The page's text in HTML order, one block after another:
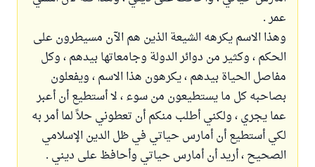
عمر .
وهذا الاسم يكرهه الشيعة الذين هم الآن مسيطرون على
الحكم ، وكثير من دوائر الدولة وجامعاتها بيدهم ، وكل
مفاصل الحياة بيدهم ، يكرهون هذا الاسم ، ويفعلون
بصاحبه كل ما يستطيعون من سوء ، لا أستطيع أن أعبر
عما يجري ، ولكني أطلب منكم أن تعطوني حلاً لما أمر به
لكي أستطيع أن أمارس حياتي في ظل الدين الإسلامي
الصحيح ، أريد أن أمارس حياتي وأحافظ على ديني .